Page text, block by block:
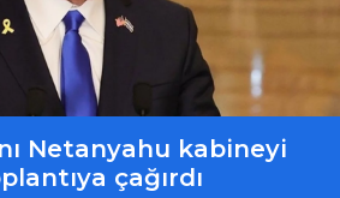
Netanyahu kabineyi
çağırdı